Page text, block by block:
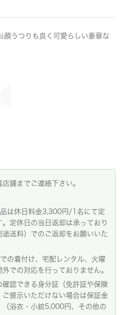
顔うつりも良く可愛らしい豪華な
舗までご連絡下さい。
は休日料金3,300円/1名にて定
定休日の当日返却は承っており
送料）でのご返却をお願いいた
の着付け、宅配レンタル、火曜
での対応を行っておりません。
認できる身分証（免許証や保険
提示いただけない場合は保証金
（浴衣・小紋5,000円、その他の